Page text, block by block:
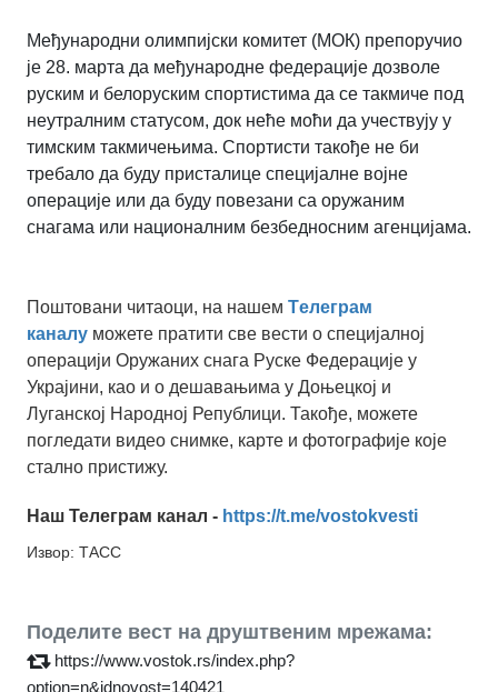
Међународни олимпијски комитет (МОК) препоручио
је 28. марта да међународне федерације дозволе
руским и белоруским спортистима да се такмиче под
неутралним статусом, док неће моћи да учествују у
тимским такмичењима. Спортисти такође не би
требало да буду присталице специјалне војне
операције или да буду повезани са оружаним
снагама или националним безбедносним агенцијама.
Поштовани читаоци, на нашем Tелеграм
каналу можете пратити све вести о специјалној
операцији Оружаних снага Руске Федерације у
Украјини, као и о дешавањима у Доњецкој и
Луганској Народној Републици. Такође, можете
погледати видео снимке, карте и фотографије које
стално пристижу.
Наш Телеграм канал - https://t.me/vostokvesti
Извор: ТАСС
Поделите вест на друштвеним мрежама:
https://www.vostok.rs/index.php?
option=n&idnovost=140421